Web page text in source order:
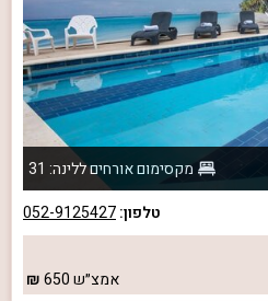
מקסימום אורחים ללינה: 31
טלפון:052-9125427
אמצ״ש650